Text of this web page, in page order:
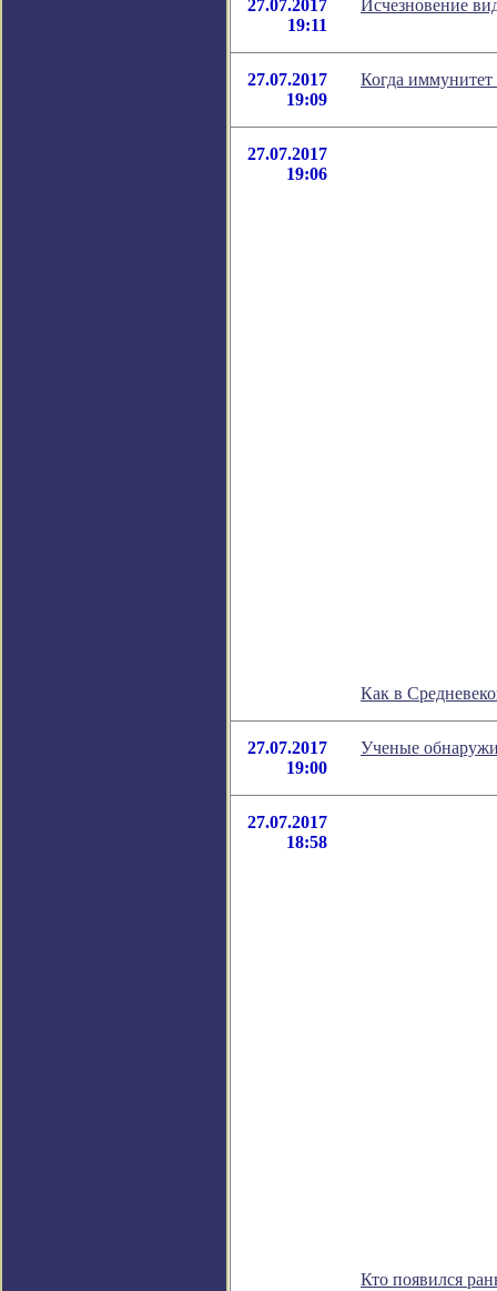
27.07.2017
19:11
Исчезновение
27.07.2017
19:09
Когда иммунитет
27.07.2017
19:06
Как в
27.07.2017
19:00
Ученые
27.07.2017
18:58
Кто появился